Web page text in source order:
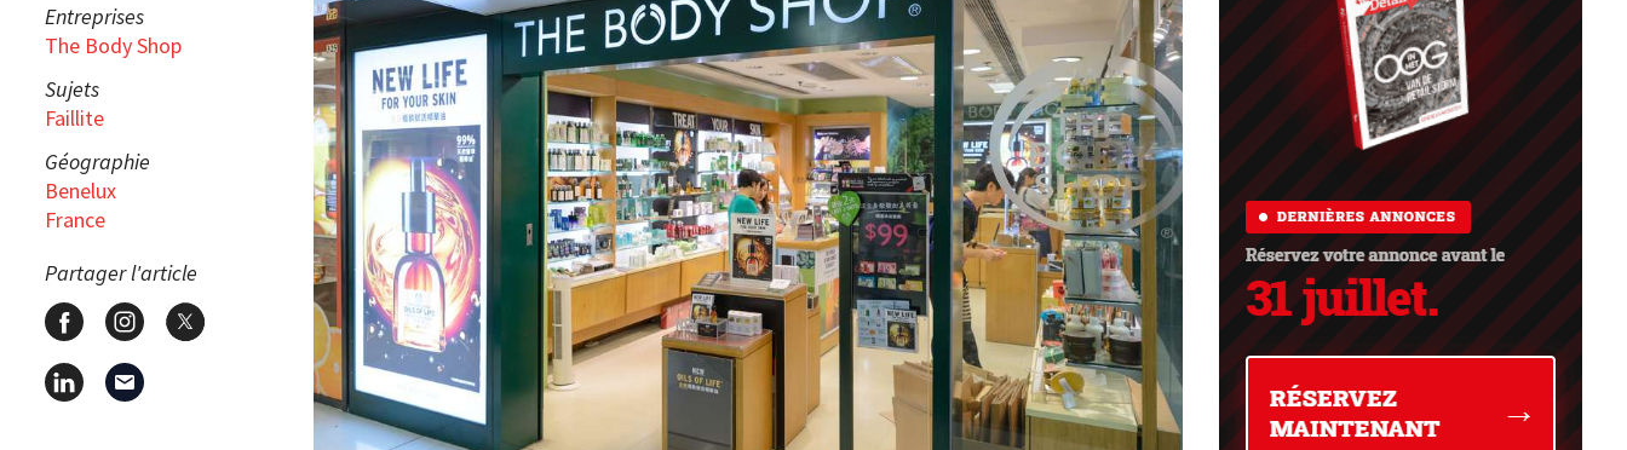
Entreprises
The Body Shop
Sujets
Faillite
Géographie
Benelux
France
Partager l'article